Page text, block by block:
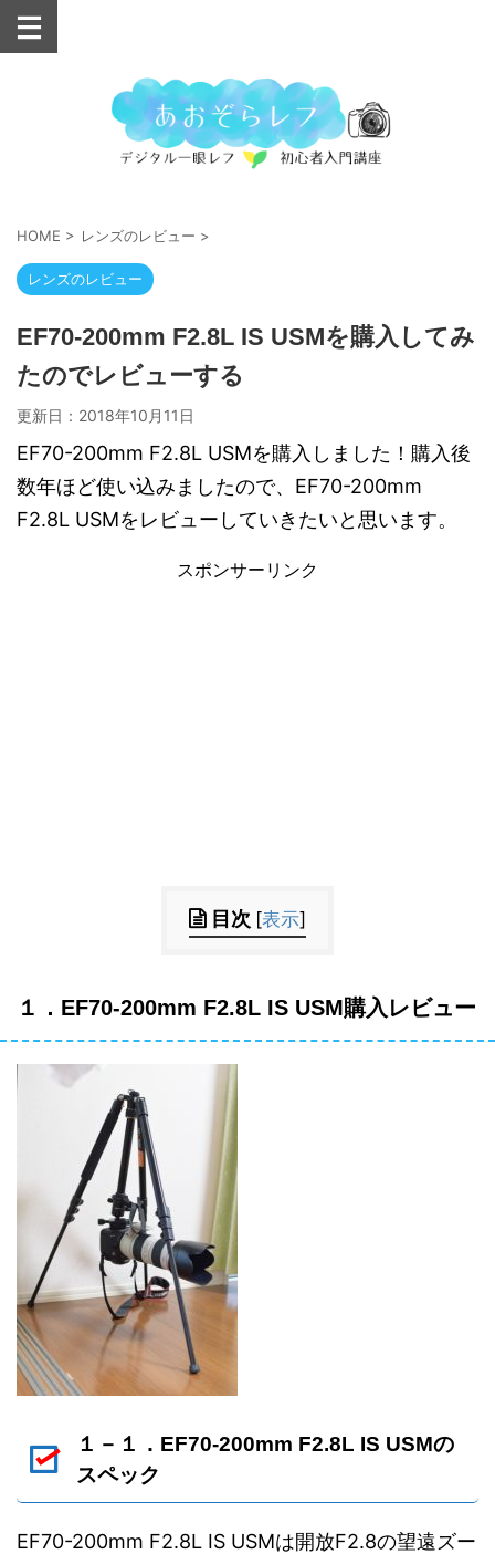
HOME > レンズのレビュー >
レンズのレビュー
EF70-200mm F2.8L IS USMを購入してみ
たのでレビューする
更新日： 2018年10月11日
EF70-200mm F2.8L USMを購入しました！購入後
数年ほど使い込みましたので、EF70-200mm
F2.8L USMをレビューしていきたいと思います。
スポンサーリンク
目次 [表示]
１．EF70-200mm F2.8L IS USM購入レビュー
１－１．EF70-200mm F2.8L IS USMの
スペック
EF70-200mm F2.8L IS USMは開放F2.8の望遠ズー